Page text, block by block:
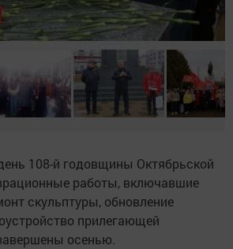
108-й годовщины Октябрьской
работы, включавшие
скульптуры, обновление
прилегающей
осенью.